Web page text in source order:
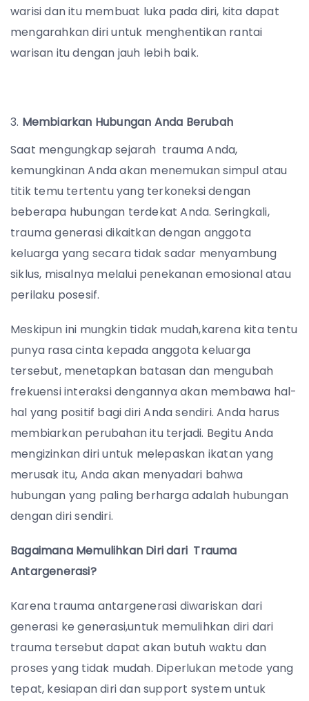
warisi dan itu membuat luka pada diri, kita dapat
mengarahkan diri untuk menghentikan rantai
warisan itu dengan jauh lebih baik.
Membiarkan Hubungan Anda Berubah
Saat mengungkap sejarah trauma Anda,
kemungkinan Anda akan menemukan simpul atau
titik temu tertentu yang terkoneksi dengan
beberapa hubungan terdekat Anda. Seringkali,
trauma generasi dikaitkan dengan anggota
keluarga yang secara tidak sadar menyambung
siklus, misalnya melalui penekanan emosional atau
perilaku posesif.
Meskipun ini mungkin tidak mudah,karena kita tentu
punya rasa cinta kepada anggota keluarga
tersebut, menetapkan batasan dan mengubah
frekuensi interaksi dengannya akan membawa hal-
hal yang positif bagi diri Anda sendiri. Anda harus
membiarkan perubahan itu terjadi. Begitu Anda
mengizinkan diri untuk melepaskan ikatan yang
merusak itu, Anda akan menyadari bahwa
hubungan yang paling berharga adalah hubungan
dengan diri sendiri.
Bagaimana Memulihkan Diri dari Trauma
Antargenerasi?
Karena trauma antargenerasi diwariskan dari
generasi ke generasi,untuk memulihkan diri dari
trauma tersebut dapat akan butuh waktu dan
proses yang tidak mudah. Diperlukan metode yang
tepat, kesiapan diri dan support system untuk